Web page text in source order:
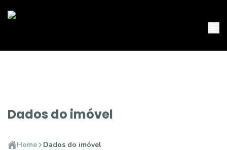
Dados do imóvel
Home Dados do imóvel